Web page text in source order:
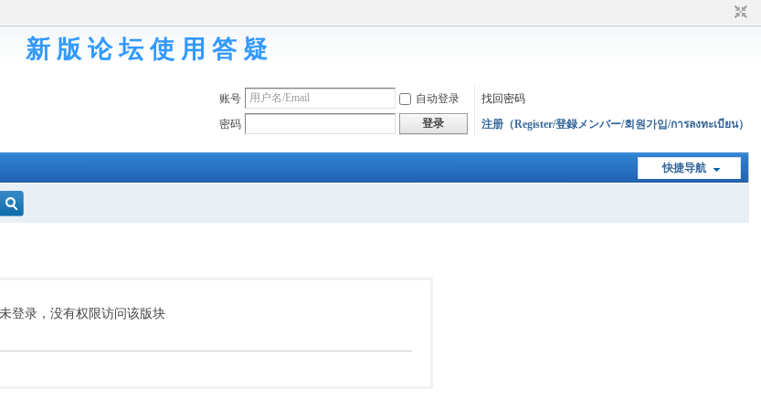
新 版 论 坛 使 用 答 疑
账号 自动登录
找回密码
密码
登录 注册（Register/登録メンバー/회원가입/การลงทะเบียน）
快捷导航
索登录，没有权限访问该版块